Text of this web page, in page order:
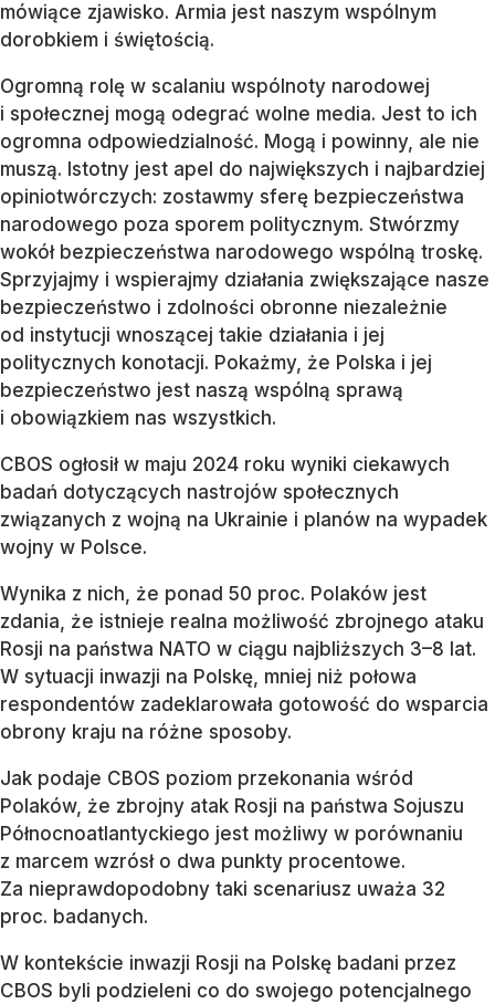
mówiące zjawisko. Armia jest naszym wspólnym
dorobkiem i świętością.
Ogromną rolę w scalaniu wspólnoty narodowej
i społecznej mogą odegrać wolne media. Jest to ich
ogromna odpowiedzialność. Mogą i powinny, ale nie
muszą. Istotny jest apel do największych i najbardziej
opiniotwórczych: zostawmy sferę bezpieczeństwa
narodowego poza sporem politycznym. Stwórzmy
wokół bezpieczeństwa narodowego wspólną troskę.
Sprzyjajmy i wspierajmy działania zwiększające nasze
bezpieczeństwo i zdolności obronne niezależnie
od instytucji wnoszącej takie działania i jej
politycznych konotacji. Pokażmy, że Polska i jej
bezpieczeństwo jest naszą wspólną sprawą
i obowiązkiem nas wszystkich.
CBOS ogłosił w maju 2024 roku wyniki ciekawych
badań dotyczących nastrojów społecznych
związanych z wojną na Ukrainie i planów na wypadek
wojny w Polsce.
Wynika z nich, że ponad 50 proc. Polaków jest
zdania, że istnieje realna możliwość zbrojnego ataku
Rosji na państwa NATO w ciągu najbliższych 3–8 lat.
W sytuacji inwazji na Polskę, mniej niż połowa
respondentów zadeklarowała gotowość do wsparcia
obrony kraju na różne sposoby.
Jak podaje CBOS poziom przekonania wśród
Polaków, że zbrojny atak Rosji na państwa Sojuszu
Północnoatlantyckiego jest możliwy w porównaniu
z marcem wzrósł o dwa punkty procentowe.
Za nieprawdopodobny taki scenariusz uważa 32
proc. badanych.
W kontekście inwazji Rosji na Polskę badani przez
CBOS byli podzieleni co do swojego potencjalnego